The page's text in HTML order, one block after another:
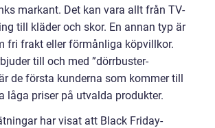
markant. Det kan vara allt från TV-
till kläder och skor. En annan typ är
fri frakt eller förmånliga köpvillkor.
till och med ”dörrbuster-
de första kunderna som kommer till
låga priser på utvalda produkter.
har visat att Black Friday-